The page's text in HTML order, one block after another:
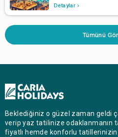
Detaylar
Tümünü
Beklediğiniz o güzel zaman geldi
verip yaz tatilinize odaklanmanın
fiyatlı hemde konforlu